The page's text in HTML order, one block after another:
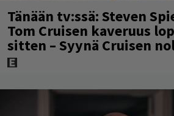
Tänään tv:ssä: Steven
Tom Cruisen kaveruus
sitten – Syynä Cruisen